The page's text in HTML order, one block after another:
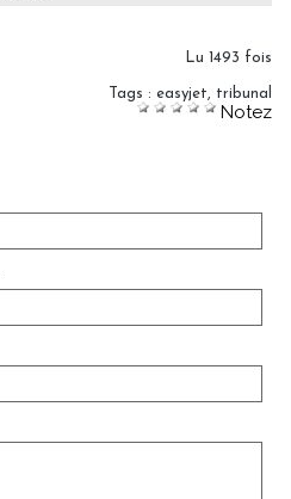
Lu 1493 fois
Tags : easyjet, tribunal
Notez